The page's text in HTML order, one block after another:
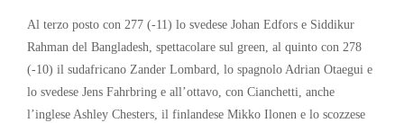
Al terzo posto con 277 (-11) lo svedese Johan Edfors e Siddikur
Rahman del Bangladesh, spettacolare sul green, al quinto con 278
(-10) il sudafricano Zander Lombard, lo spagnolo Adrian Otaegui e
lo svedese Jens Fahrbring e all’ottavo, con Cianchetti, anche
l’inglese Ashley Chesters, il finlandese Mikko Ilonen e lo scozzese